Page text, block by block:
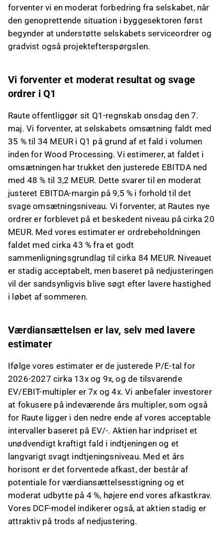
forventer vi en moderat forbedring fra selskabet, når
den genoprettende situation i byggesektoren først
begynder at understøtte selskabets serviceordrer og
gradvist også projektefterspørgslen.
Vi forventer et moderat resultat og svage
ordrer i Q1
Raute offentliggør sit Q1-regnskab onsdag den 7.
maj. Vi forventer, at selskabets omsætning faldt med
35 % til 34 MEUR i Q1 på grund af et fald i volumen
inden for Wood Processing. Vi estimerer, at faldet i
omsætningen har trukket den justerede EBITDA ned
med 48 % til 3,2 MEUR. Dette svarer til en moderat
justeret EBITDA-margin på 9,5 % i forhold til det
svage omsætningsniveau. Vi forventer, at Rautes nye
ordrer er forblevet på et beskedent niveau på cirka 20
MEUR. Med vores estimater er ordrebeholdningen
faldet med cirka 43 % fra et godt
sammenligningsgrundlag til cirka 84 MEUR. Niveauet
er stadig acceptabelt, men baseret på nedjusteringen
vil der sandsynligvis blive søgt efter lavere hastighed
i løbet af sommeren.
Værdiansættelsen er lav, selv med lavere
estimater
Ifølge vores estimater er de justerede P/E-tal for
2026-2027 cirka 13x og 9x, og de tilsvarende
EV/EBIT-multipler er 7x og 4x. Vi anbefaler investorer
at fokusere på indeværende års multipler, som også
for Raute ligger i den nedre ende af vores acceptable
intervaller baseret på EV/-. Aktien har indpriset et
unødvendigt kraftigt fald i indtjeningen og et
langvarigt svagt indtjeningsniveau. Med et års
horisont er det forventede afkast, der består af
potentiale for værdiansættelsesstigning og et
moderat udbytte på 4 %, højere end vores afkastkrav.
Vores DCF-model indikerer også, at aktien stadig er
attraktiv på trods af nedjustering.